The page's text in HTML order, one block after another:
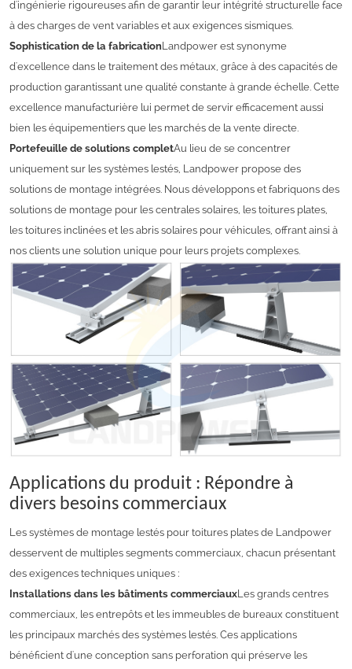
d'ingénierie rigoureuses afin de garantir leur intégrité structurelle face
à des charges de vent variables et aux exigences sismiques.
Sophistication de la fabrication Landpower est synonyme
d'excellence dans le traitement des métaux, grâce à des capacités de
production garantissant une qualité constante à grande échelle. Cette
excellence manufacturière lui permet de servir efficacement aussi
bien les équipementiers que les marchés de la vente directe.
Portefeuille de solutions completAu lieu de se concentrer
uniquement sur les systèmes lestés, Landpower propose des
solutions de montage intégrées. Nous développons et fabriquons des
solutions de montage pour les centrales solaires, les toitures plates,
les toitures inclinées et les abris solaires pour véhicules, offrant ainsi à
nos clients une solution unique pour leurs projets complexes.
Applications du produit : Répondre à
divers besoins commerciaux
Les systèmes de montage lestés pour toitures plates de Landpower
desservent de multiples segments commerciaux, chacun présentant
des exigences techniques uniques :
Installations dans les bâtiments commerciauxLes grands centres
commerciaux, les entrepôts et les immeubles de bureaux constituent
les principaux marchés des systèmes lestés. Ces applications
bénéficient d'une conception sans perforation qui préserve les